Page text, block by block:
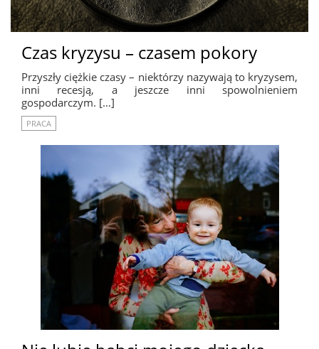
Czas kryzysu – czasem pokory
Przyszły ciężkie czasy – niektórzy nazywają to kryzysem,
inni recesją, a jeszcze inni spowolnieniem
gospodarczym. […]
PRACA